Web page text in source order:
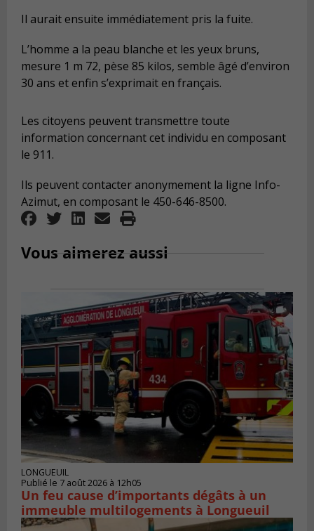
Il aurait ensuite immédiatement pris la fuite.
L’homme a la peau blanche et les yeux bruns,
mesure 1 m 72, pèse 85 kilos, semble âgé d’environ
30 ans et enfin s’exprimait en français.
Les citoyens peuvent transmettre toute
information concernant cet individu en composant
le 911.
Ils peuvent contacter anonymement la ligne Info-
Azimut, en composant le 450-646-8500.
Vous aimerez aussi
LONGUEUIL
Publié le 7 août 2026 à 12h05
Un feu cause d’importants dégâts à un
immeuble multilogements à Longueuil